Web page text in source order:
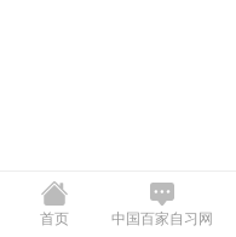
首页 中国百家自习网